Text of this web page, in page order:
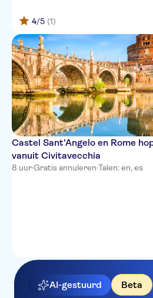
4/5 (1)
Castel Sant'Angelo en Rome
vanuit Civitavecchia
8 uur·Gratis annuleren·Talen: en, es
AI-gestuurd Beta